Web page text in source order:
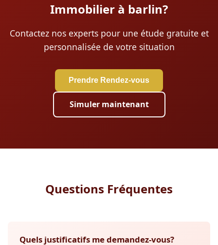
Immobilier à barlin?
Contactez nos experts pour une étude gratuite et
personnalisée de votre situation
Prendre Rendez-vous
Simuler maintenant
Questions Fréquentes
Quels justificatifs me demandez-vous?